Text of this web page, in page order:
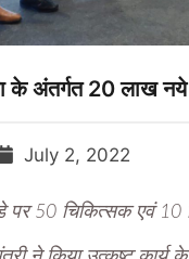
के अंतर्गत 20 लाख नये
July 2, 2022
पर 50 चिकित्सक एवं 10